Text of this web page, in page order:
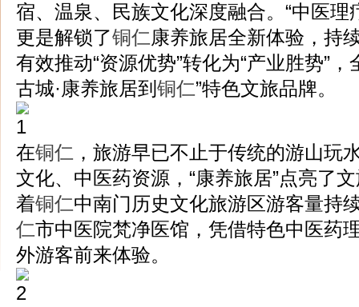
宿、温泉、民族文化深度融合。“中医理
更是解锁了铜仁康养旅居全新体验，持
有效推动“资源优势”转化为“产业胜势”
古城·康养旅居到 铜仁”特色文旅品牌。
在铜仁 ，旅游早已不止于传统的游山玩
文化、中医药资源，“康养旅居”点亮了
着铜仁中南门历史文化旅游区游客量持
仁市中医院梵净医馆，凭借特色中医药
外游客前来体验。